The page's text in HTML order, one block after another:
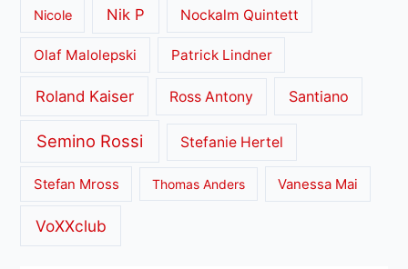
Nicole Nik P Nockalm Quintett
Olaf Malolepski Patrick Lindner
Roland Kaiser Ross Antony Santiano
Semino Rossi Stefanie Hertel
Stefan Mross Thomas Anders Vanessa Mai
VoXXclub